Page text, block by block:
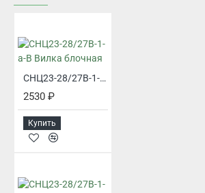
СНЦ23-28/27В-1-а-В Вилка блочная
2530 ₽
Купить